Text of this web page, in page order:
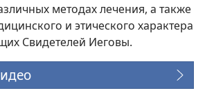
методах лечения, а также
и этического характера
Свидетелей Иеговы.